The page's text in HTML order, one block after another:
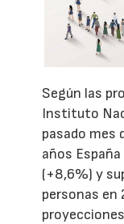
Según las
Instituto
pasado mes
años
(+8,6%) y
personas en